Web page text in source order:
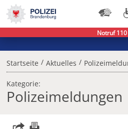
Startseite / Aktuelles /
Kategorie:
Polizeimeldungen
Notruf 110